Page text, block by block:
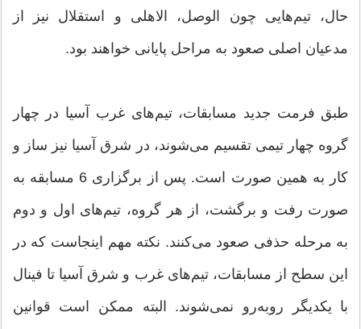
حال، تیم‌هایی چون الوصل، الاهلی و استقلال نیز از
مدعیان اصلی صعود به مراحل پایانی خواهند بود.
طبق فرمت جدید مسابقات، تیم‌های غرب آسیا در چهار
گروه چهار تیمی تقسیم می‌شوند، در شرق آسیا نیز ساز و
کار به همین صورت است. پس از برگزاری 6 مسابقه به
صورت رفت و برگشت، از هر گروه، تیم‌های اول و دوم
به مرحله حذفی صعود می‌کنند. نکته مهم اینجاست که در
این سطح از مسابقات، تیم‌های غرب و شرق آسیا تا فینال
با یکدیگر روبه‌رو نمی‌شوند. البته ممکن است قوانین